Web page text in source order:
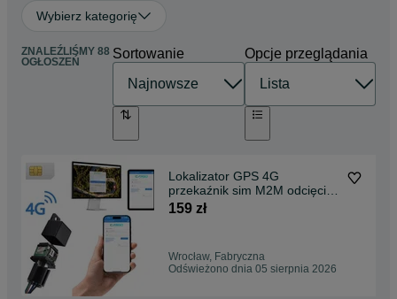
Wybierz kategorię
ZNALEŹLIŚMY 88
OGŁOSZEŃ
Sortowanie Opcje przeglądania
Lokalizator GPS 4G
przekaźnik sim M2M odcięcie
paliwa EU Świat
159 zł
Wrocław, Fabryczna
Odświeżono dnia 05 sierpnia 2026